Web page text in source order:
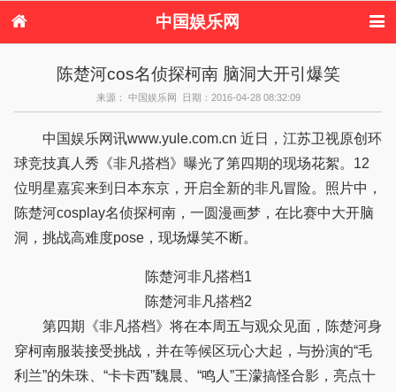
中国娱乐网
电视剧
演唱会 综艺节目
偶像活动
陈楚河cos名侦探柯南 脑洞大开引爆笑
来源： 中国娱乐网 日期：2016-04-28 08:32:09
中国娱乐网讯www.yule.com.cn 近日，江苏卫视原创环
球竞技真人秀《非凡搭档》曝光了第四期的现场花絮。12
位明星嘉宾来到日本东京，开启全新的非凡冒险。照片中，
陈楚河cosplay名侦探柯南，一圆漫画梦，在比赛中大开脑
洞，挑战高难度pose，现场爆笑不断。
陈楚河非凡搭档1
陈楚河非凡搭档2
第四期《非凡搭档》将在本周五与观众见面，陈楚河身
穿柯南服装接受挑战，并在等候区玩心大起，与扮演的“毛
利兰”的朱珠、“卡卡西”魏晨、“鸣人”王濛搞怪合影，亮点十